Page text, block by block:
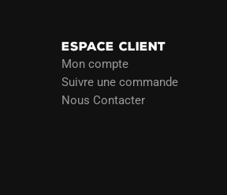
ESPACE CLIENT
Mon compte
Suivre une commande
Nous Contacter